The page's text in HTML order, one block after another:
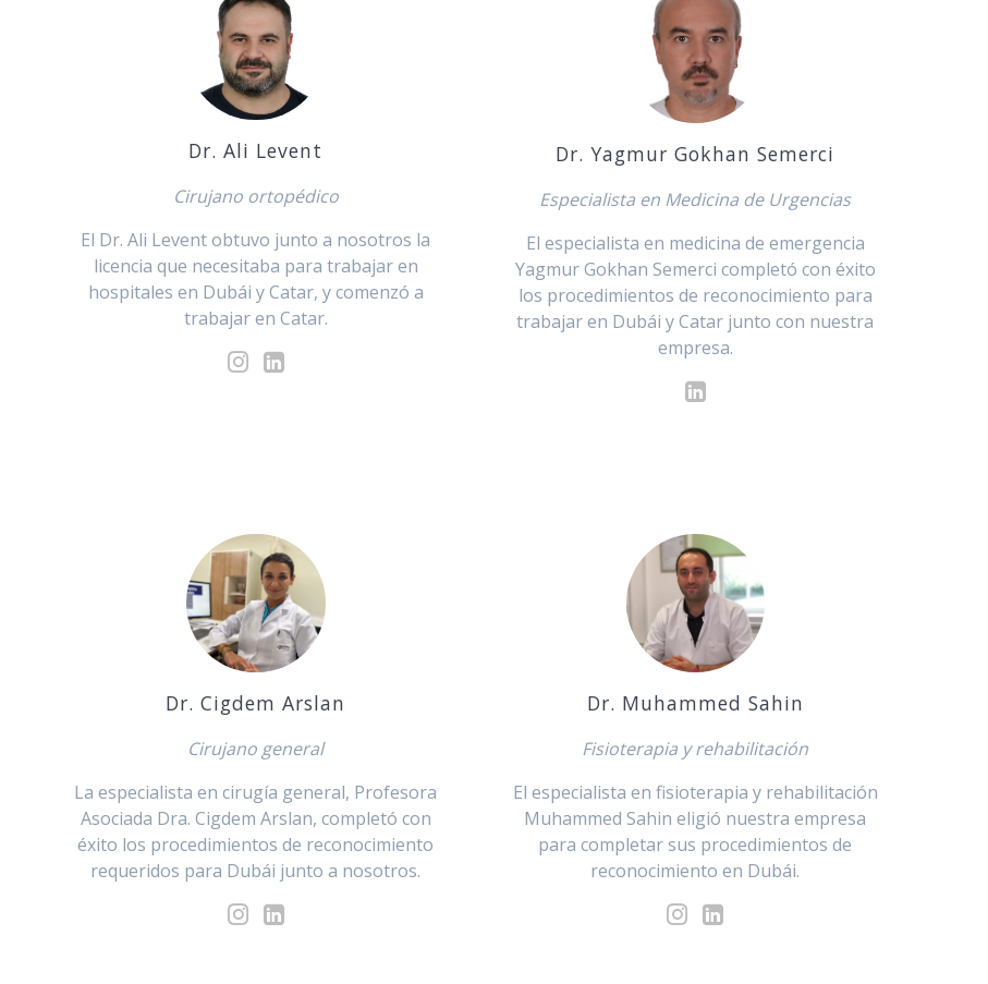
Dr. Ali Levent
Cirujano ortopédico
El Dr. Ali Levent obtuvo junto a nosotros la
licencia que necesitaba para trabajar en
hospitales en Dubái y Catar, y comenzó a
trabajar en Catar.
Dr. Yagmur Gokhan Semerci
Especialista en Medicina de Urgencias
El especialista en medicina de emergencia
Yagmur Gokhan Semerci completó con éxito
los procedimientos de reconocimiento para
trabajar en Dubái y Catar junto con nuestra
empresa.
Dr. Cigdem Arslan
Cirujano general
La especialista en cirugía general, Profesora
Asociada Dra. Cigdem Arslan, completó con
éxito los procedimientos de reconocimiento
requeridos para Dubái junto a nosotros.
Dr. Muhammed Sahin
Fisioterapia y rehabilitación
El especialista en fisioterapia y rehabilitación
Muhammed Sahin eligió nuestra empresa
para completar sus procedimientos de
reconocimiento en Dubái.